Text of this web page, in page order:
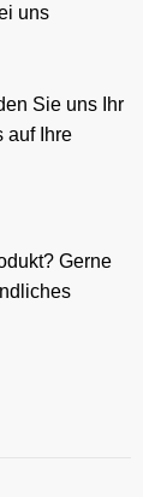
uns
Sie uns Ihr
auf Ihre
Gerne